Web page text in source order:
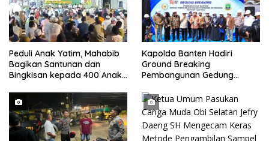
Peduli Anak Yatim, Mahabib
Bagikan Santunan dan
Bingkisan kepada 400 Anak
Kapolda Banten Hadiri
Ground Breaking
Pembangunan Gedung
Provinsi Banten